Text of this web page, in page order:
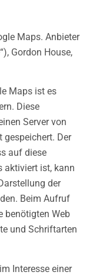
Maps. Anbieter
Gordon House,
Maps ist es
Diese
Server von
gespeichert. Der
auf diese
aktiviert ist, kann
der
Beim Aufruf
benötigten Web
und Schriftarten
Interesse einer